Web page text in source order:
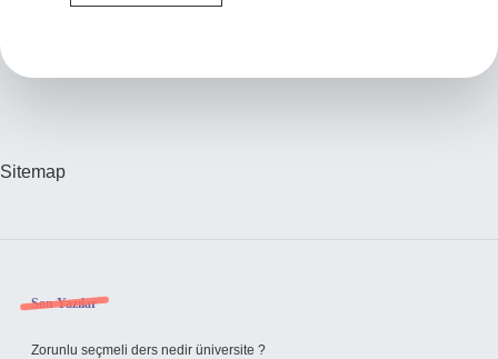
Isviçre
Sitemap
Sidebar
Son Yazılar
Zorunlu seçmeli ders nedir üniversite ?